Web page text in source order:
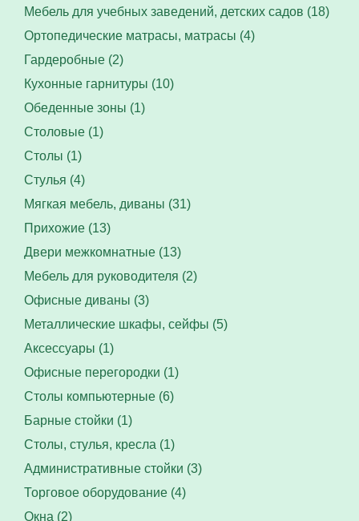
Мебель для учебных заведений, детских садов (18)
Ортопедические матрасы, матрасы (4)
Гардеробные (2)
Кухонные гарнитуры (10)
Обеденные зоны (1)
Столовые (1)
Столы (1)
Стулья (4)
Мягкая мебель, диваны (31)
Прихожие (13)
Двери межкомнатные (13)
Мебель для руководителя (2)
Офисные диваны (3)
Металлические шкафы, сейфы (5)
Аксессуары (1)
Офисные перегородки (1)
Столы компьютерные (6)
Барные стойки (1)
Столы, стулья, кресла (1)
Административные стойки (3)
Торговое оборудование (4)
Окна (2)